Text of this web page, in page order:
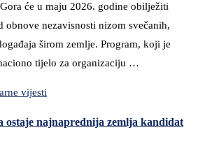
će u maju 2026. godine obilježiti
obnove nezavisnosti nizom svečanih,
širom zemlje. Program, koji je
tijelo za organizaciju …
vijesti
ostaje najnaprednija zemlja kandidat